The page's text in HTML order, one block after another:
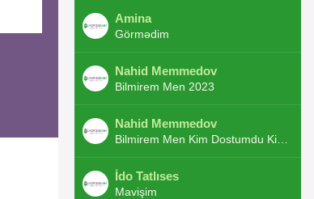
Amina
Görmədim
Nahid Memmedov
Bilmirem Men 2023
Nahid Memmedov
İdo Tatlıses
Mavişim